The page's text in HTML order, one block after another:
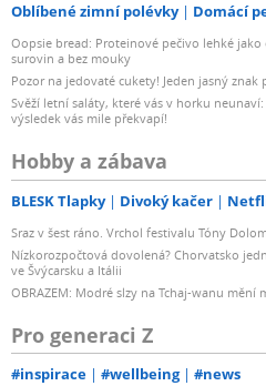
Oblíbené zimní polévky Domácí
Oopsie bread: Proteinové pečivo lehké
surovin a bez mouky
Pozor na jedovaté cukety! Jeden jasný
Svěží letní saláty, které vás v horku
výsledek vás mile překvapí!
Hobby a zábava
BLESK Tlapky Divoký kačer
Sraz v šest ráno. Vrchol festivalu Tóny
Nízkorozpočtová dovolená? Chorvatsko
ve Švýcarsku a Itálii
OBRAZEM: Modré slzy na Tchaj-wanu mění
Pro generaci Z
#inspirace #wellbeing #news